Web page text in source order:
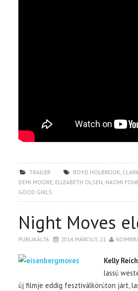
TRAILER BOYD HOLBROOK,
DEMI MOORE, ELIZABETH OLSEN, NAOMI
GOOD GIRLS
Night Moves
PUBLIKÁLTA 2014. MÁRCIUS 21.
Kelly
lassú
új filmje eddig fesztiválkörúton járt,